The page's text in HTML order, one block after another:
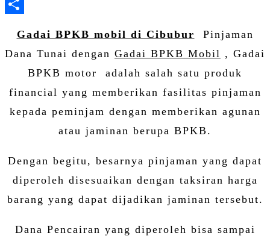
Gadai BPKB mobil di Cibubur Pinjaman
Dana Tunai dengan Gadai BPKB Mobil , Gadai
BPKB motor adalah salah satu produk
financial yang memberikan fasilitas pinjaman
kepada peminjam dengan memberikan agunan
atau jaminan berupa BPKB.
Dengan begitu, besarnya pinjaman yang dapat
diperoleh disesuaikan dengan taksiran harga
barang yang dapat dijadikan jaminan tersebut.
Dana Pencairan yang diperoleh bisa sampai